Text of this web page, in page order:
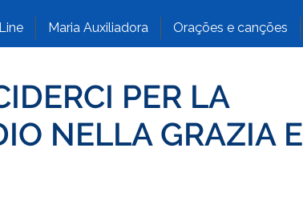
Maria Auxiliadora Orações e canções
PER LA
NELLA GRAZIA E